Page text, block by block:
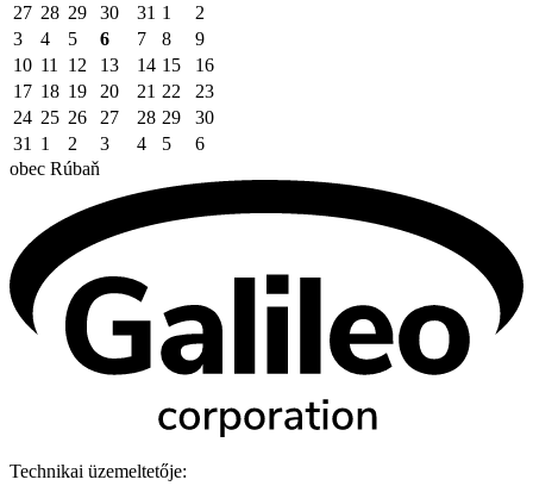
27 28 29 30 31 1
2
3
4 5 6 7 8
9
10 11 12 13 14 15
16
17 18 19 20 21 22
23
24 25 26 27 28 29
30
31
1 2 3 4 5
6
obec Rúbaň
Technikai üzemeltetője: